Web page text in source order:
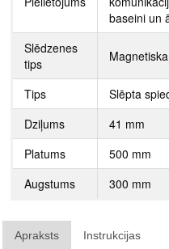
baseini un
Slēdzenes
tips
Tips
Slēpta
Dziļums
41 mm
Platums
500 mm
Augstums
300 mm
Apraksts Instrukcijas